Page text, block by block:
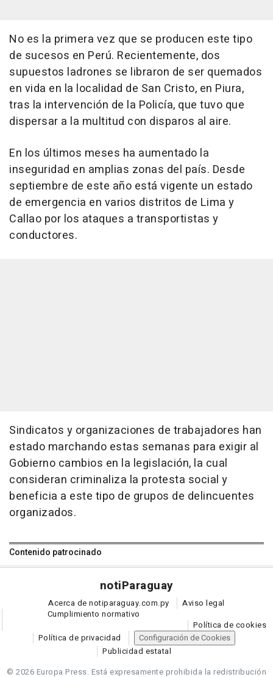
No es la primera vez que se producen este tipo
de sucesos en Perú. Recientemente, dos
supuestos ladrones se libraron de ser quemados
en vida en la localidad de San Cristo, en Piura,
tras la intervención de la Policía, que tuvo que
dispersar a la multitud con disparos al aire.
En los últimos meses ha aumentado la
inseguridad en amplias zonas del país. Desde
septiembre de este año está vigente un estado
de emergencia en varios distritos de Lima y
Callao por los ataques a transportistas y
conductores.
Sindicatos y organizaciones de trabajadores han
estado marchando estas semanas para exigir al
Gobierno cambios en la legislación, la cual
consideran criminaliza la protesta social y
beneficia a este tipo de grupos de delincuentes
organizados.
Contenido patrocinado
notiParaguay
Acerca de notiparaguay.com.py
Aviso legal
Cumplimiento normativo
Política de cookies
Política de privacidad
Configuración de Cookies
Publicidad estatal
© 2026 Europa Press. Está expresamente prohibida la redistribución